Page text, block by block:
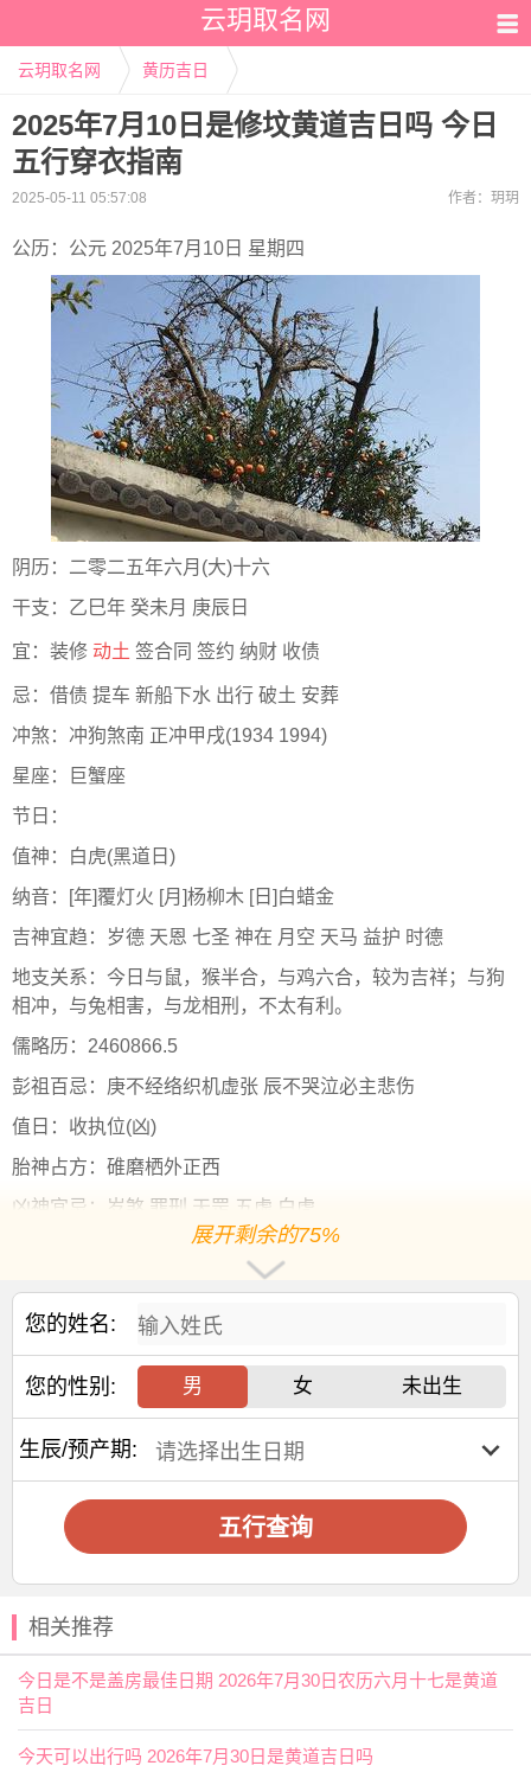
云玥取名网
云玥取名网 黄历吉日
2025年7月10日是修坟黄道吉日吗 今日
五行穿衣指南
2025-05-11 05:57:08 作者： 玥玥
公历：公元 2025年7月10日 星期四
阴历：二零二五年六月(大)十六
干支：乙巳年 癸未月 庚辰日
宜：装修 动土 签合同 签约 纳财 收债
忌：借债 提车 新船下水 出行 破土 安葬
冲煞：冲狗煞南 正冲甲戌(1934 1994)
星座：巨蟹座
节日：
值神：白虎(黑道日)
纳音：[年]覆灯火 [月]杨柳木 [日]白蜡金
吉神宜趋：岁德 天恩 七圣 神在 月空 天马 益护 时德
地支关系：今日与鼠，猴半合，与鸡六合，较为吉祥；与狗
相冲，与兔相害，与龙相刑，不太有利。
儒略历：2460866.5
彭祖百忌：庚不经络织机虚张 辰不哭泣必主悲伤
值日：收执位(凶)
胎神占方：碓磨栖外正西
凶神宜忌：岁煞 罪刑 天罡 五虚 白虎
24节气：7月7日小暑 7月22日大暑
年空亡：寅卯 年七煞：亥 年三煞：东 三煞寅卯辰 甲乙坐煞
月空亡：申酉 月七煞：丑 月三煞：西 三煞申酉戌 庚辛坐煞
日空亡：申酉 日七煞：戌 日三煞：南 三煞巳午未 丙丁坐煞
十二值日：收执位 — 凶：俗称“小黑道日”。凶。依古籍观
点，此日有利于收获之事，开始的事业则不利，忌出行、葬
礼。出行为许多事情的起点，往往意味诸多开始，而葬礼是
活人为死者送行，故“收”日忌出行、葬礼。
诗云：
收日收债莫放出，谋管利市要不得；埋葬子孙得近贵，婚事
夫妻
开门放水作天井，动工之后疾病生；倘若开山去放炮，阎王
喊你二三声。
阴贵神：西南 物候：温风至 犯太岁：蛇、猪、虎、猴
展开剩余的75%
您的姓名:
您的性别: 男 女 未出生
生辰/预产期:
五行查询
相关推荐
今日是不是盖房最佳日期 2026年7月30日农历六月十七是黄道
吉日
今天可以出行吗 2026年7月30日是黄道吉日吗